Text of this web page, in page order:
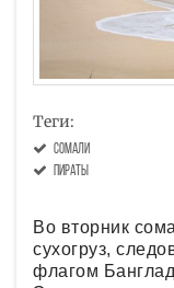
Теги:
Сомали
пираты
Во вторник
сухогруз,
флагом